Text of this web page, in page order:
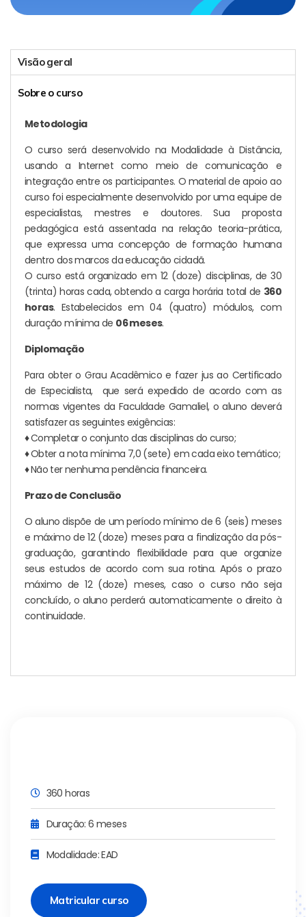
360 horas
Duração: 6 meses
Modalidade: EAD
Matricular curso
Visão geral
Sobre o curso
Metodologia
O curso será desenvolvido na Modalidade à Distância,
usando a Internet como meio de comunicação e
integração entre os participantes. O material de apoio ao
curso foi especialmente desenvolvido por uma equipe de
especialistas, mestres e doutores. Sua proposta
pedagógica está assentada na relação teoria-prática,
que expressa uma concepção de formação humana
dentro dos marcos da educação cidadã.
O curso está organizado em 12 (doze) disciplinas, de 30
(trinta) horas cada, obtendo a carga horária total de 360
horas. Estabelecidos em 04 (quatro) módulos, com
duração mínima de 06 meses.
Diplomação
Para obter o Grau Acadêmico e fazer jus ao Certificado
de Especialista, que será expedido de acordo com as
normas vigentes da Faculdade Gamaliel, o aluno deverá
satisfazer as seguintes exigências:
♦Completar o conjunto das disciplinas do curso;
♦Obter a nota mínima 7,0 (sete) em cada eixo temático;
♦Não ter nenhuma pendência financeira.
Prazo de Conclusão
O aluno dispõe de um período mínimo de 6 (seis) meses
e máximo de 12 (doze) meses para a finalização da pós-
graduação, garantindo flexibilidade para que organize
seus estudos de acordo com sua rotina. Após o prazo
máximo de 12 (doze) meses, caso o curso não seja
concluído, o aluno perderá automaticamente o direito à
continuidade.